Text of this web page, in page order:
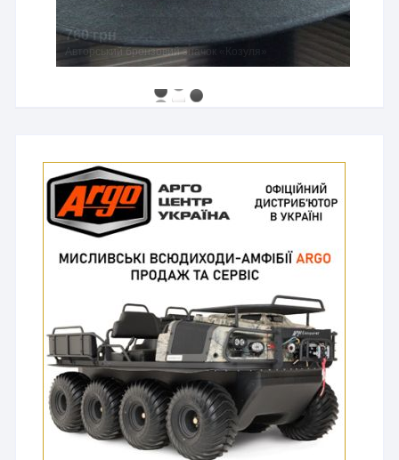
760 грн
Авторський бронзовий значок «Козуля»